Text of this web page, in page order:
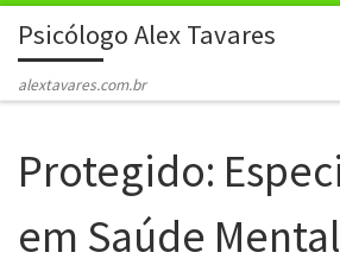
Skip to content
Psicólogo Alex Tavares
alextavares.com.br
Protegido:
em Saúde